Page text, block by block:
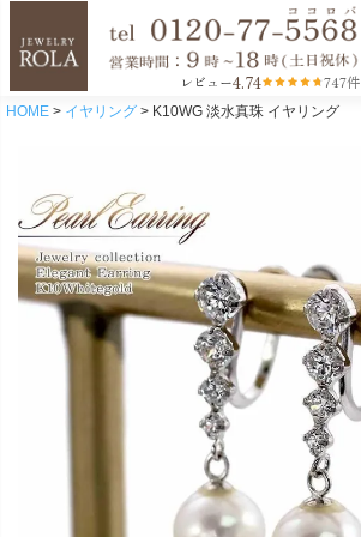
レビュー4.74 747件
HOME イヤリング K10WG 淡水真珠 イヤリング